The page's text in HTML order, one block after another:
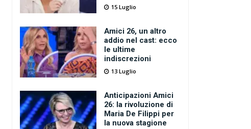
15 Luglio
Amici 26, un altro
addio nel cast: ecco
le ultime
indiscrezioni
13 Luglio
Anticipazioni Amici
26: la rivoluzione di
Maria De Filippi per
la nuova stagione